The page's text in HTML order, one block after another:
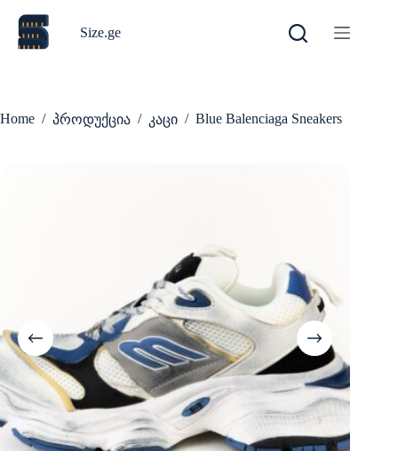
content
Size.ge
Home / პროდუქცია / კაცი / Blue Balenciaga Sneakers